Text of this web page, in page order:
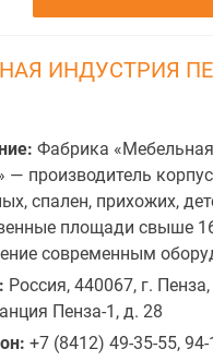
ИНДУСТРИЯ
Фабрика
— производитель
спален, прихожих,
площади свыше
современным
Россия, 440067, г.
Пенза-1, д. 28
+7 (8412) 49-35-55, 94-